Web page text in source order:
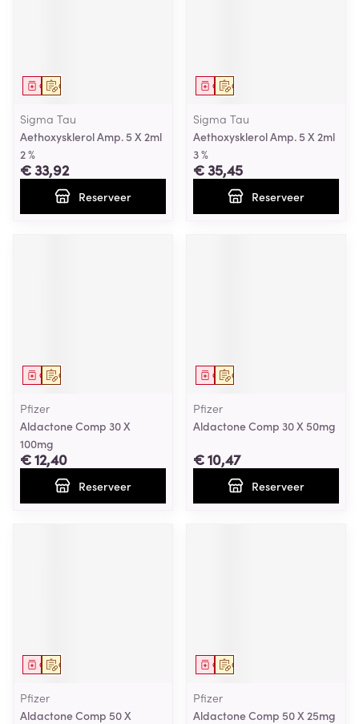
Op voorschrift
Geneesmiddel
Sigma Tau
Aethoxysklerol Amp. 5 X 2ml
2 %
€ 33,92
Reserveer
Op voorschrift
Geneesmiddel
Sigma Tau
Aethoxysklerol Amp. 5 X 2ml
3 %
€ 35,45
Reserveer
Op voorschrift
Geneesmiddel
Pfizer
Aldactone Comp 30 X
100mg
€ 12,40
Reserveer
Op voorschrift
Geneesmiddel
Pfizer
Aldactone Comp 30 X 50mg
€ 10,47
Reserveer
Op voorschrift
Geneesmiddel
Pfizer
Aldactone Comp 50 X
Op voorschrift
Geneesmiddel
Pfizer
Aldactone Comp 50 X 25mg